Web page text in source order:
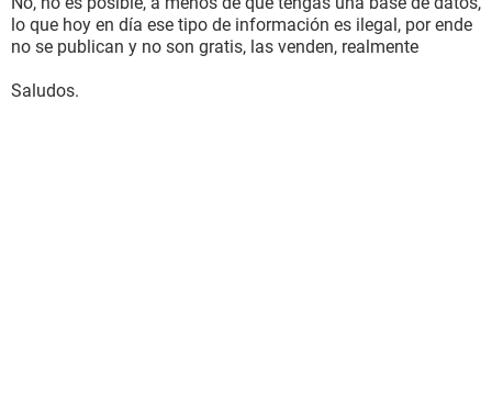
lo que hoy en día ese tipo de información es ilegal, por ende
no se publican y no son gratis, las venden, realmente
Saludos.